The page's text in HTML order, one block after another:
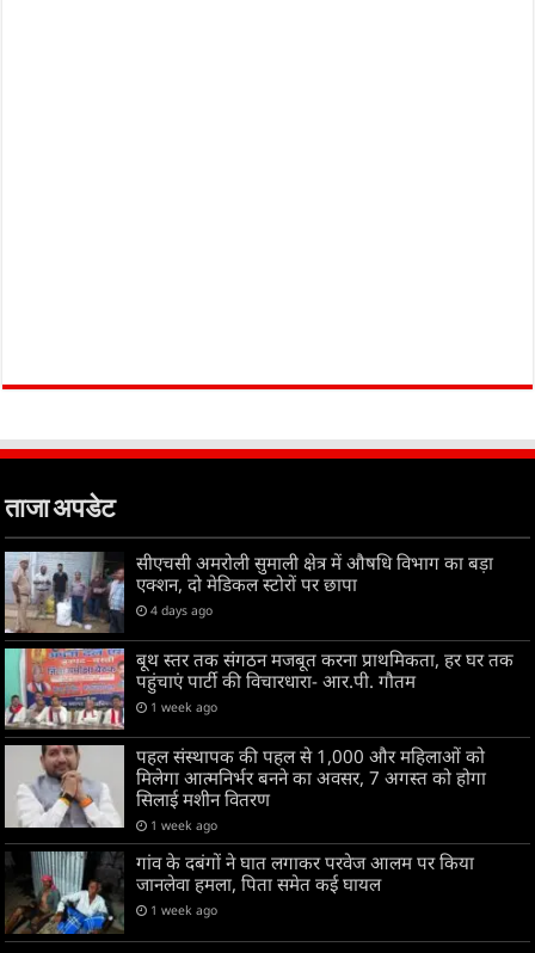
ताजा अपडेट
सीएचसी अमरोली सुमाली क्षेत्र में औषधि विभाग का बड़ा
एक्शन, दो मेडिकल स्टोरों पर छापा
4 days ago
बूथ स्तर तक संगठन मजबूत करना प्राथमिकता, हर घर तक
पहुंचाएं पार्टी की विचारधारा- आर.पी. गौतम
1 week ago
पहल संस्थापक की पहल से 1,000 और महिलाओं को
मिलेगा आत्मनिर्भर बनने का अवसर, 7 अगस्त को होगा
सिलाई मशीन वितरण
1 week ago
गांव के दबंगों ने घात लगाकर परवेज आलम पर किया
जानलेवा हमला, पिता समेत कई घायल
1 week ago